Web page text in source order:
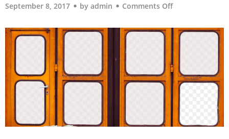
September 8, 2017 by admin Comments Off